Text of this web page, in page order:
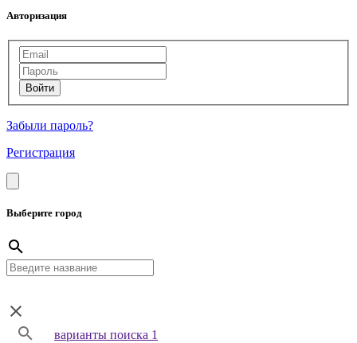
Авторизация
Забыли пароль?
Регистрация
Выберите город
варианты поиска 1